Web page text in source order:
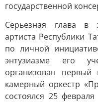
государственной
Серьезная глава в
артиста Республики
по личной
энтузиазме его
организован
камерный оркестр
состоялся 25